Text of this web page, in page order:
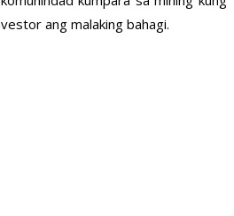
ang malaking bahagi.